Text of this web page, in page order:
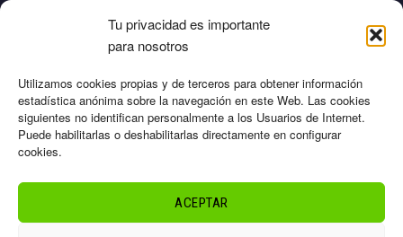
Tu privacidad es importante
para nosotros
Utilizamos cookies propias y de terceros para obtener información
estadística anónima sobre la navegación en este Web. Las cookies
siguientes no identifican personalmente a los Usuarios de Internet.
Puede habilitarlas o deshabilitarlas directamente en configurar
cookies.
ACEPTAR
925 532 213
Cookies
Términos